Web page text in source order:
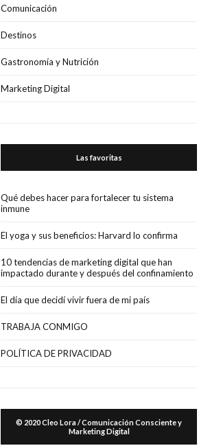
Comunicación
Destinos
Gastronomía y Nutrición
Marketing Digital
Las favoritas
Qué debes hacer para fortalecer tu sistema
inmune
El yoga y sus beneficios: Harvard lo confirma
10 tendencias de marketing digital que han
impactado durante y después del confinamiento
El día que decidí vivir fuera de mi país
TRABAJA CONMIGO
POLÍTICA DE PRIVACIDAD
© 2020 Cleo Lora / Comunicación Consciente y
Marketing Digital